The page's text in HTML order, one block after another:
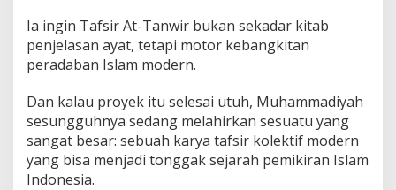
Ia ingin Tafsir At-Tanwir bukan sekadar kitab
penjelasan ayat, tetapi motor kebangkitan
peradaban Islam modern.
Dan kalau proyek itu selesai utuh, Muhammadiyah
sesungguhnya sedang melahirkan sesuatu yang
sangat besar: sebuah karya tafsir kolektif modern
yang bisa menjadi tonggak sejarah pemikiran Islam
Indonesia.